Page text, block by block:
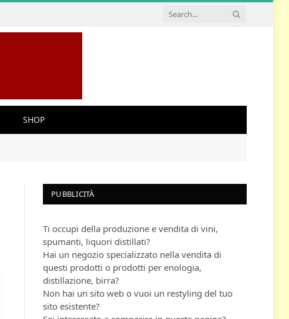
SHOP
PUBBLICITÀ
Ti occupi della produzione e vendita di vini,
spumanti, liquori distillati?
Hai un negozio specializzato nella vendita di
questi prodotti o prodotti per enologia,
distillazione, birra?
Non hai un sito web o vuoi un restyling del tuo
sito esistente?